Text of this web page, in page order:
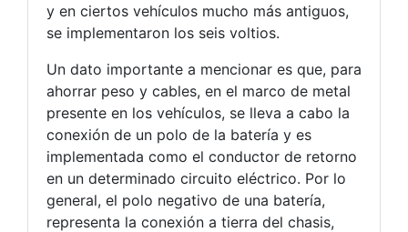
y en ciertos vehículos mucho más antiguos,
se implementaron los seis voltios.
Un dato importante a mencionar es que, para
ahorrar peso y cables, en el marco de metal
presente en los vehículos, se lleva a cabo la
conexión de un polo de la batería y es
implementada como el conductor de retorno
en un determinado circuito eléctrico. Por lo
general, el polo negativo de una batería,
representa la conexión a tierra del chasis,